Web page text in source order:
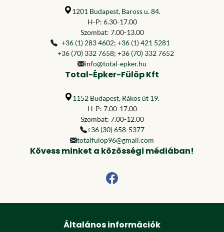
1201 Budapest, Baross u. 84.
H-P: 6.30-17.00
Szombat: 7.00-13.00
+36 (1) 283 4602; +36 (1) 421 5281
+36 (70) 332 7658; +36 (70) 332 7652
info@total-epker.hu
Total-Épker-Fülöp Kft
1152 Budapest, Rákos út 19.
H-P: 7.00-17.00
Szombat: 7.00-12.00
+36 (30) 658-5377
totalfulop96@gmail.com
Kövess minket a közösségi médiában!
Általános információk